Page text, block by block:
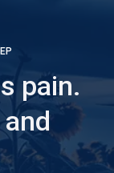
pain.